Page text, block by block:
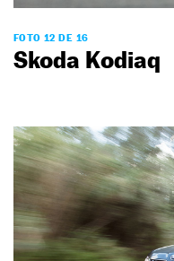
FOTO 12 DE 16
Skoda Kodiaq